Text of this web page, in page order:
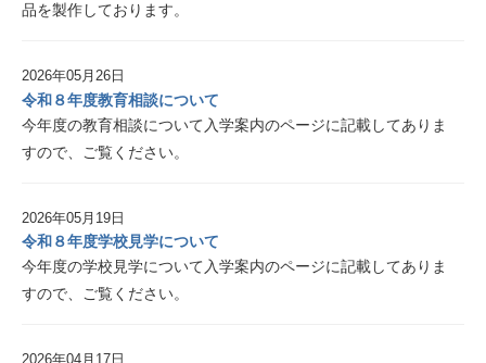
品を製作しております。
2026年05月26日
令和８年度教育相談について
今年度の教育相談について入学案内のページに記載してありま
すので、ご覧ください。
2026年05月19日
令和８年度学校見学について
今年度の学校見学について入学案内のページに記載してありま
すので、ご覧ください。
2026年04月17日